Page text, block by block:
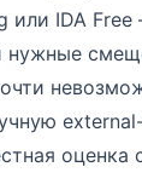
или IDA
нужные
оценка